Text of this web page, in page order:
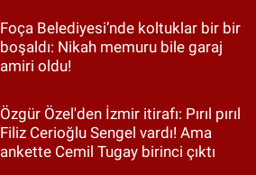
Foça Belediyesi’nde koltuklar bir bir
boşaldı: Nikah memuru bile garaj
amiri oldu!
Özgür Özel'den İzmir itirafı: Pırıl pırıl
Filiz Cerioğlu Sengel vardı! Ama
ankette Cemil Tugay birinci çıktı